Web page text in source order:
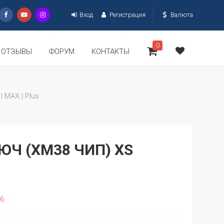
Валюта
Вход Регистрация
ОТЗЫВЫ ФОРУМ КОНТАКТЫ
0
MAX | Plus
(XM38 ЧИП) XS